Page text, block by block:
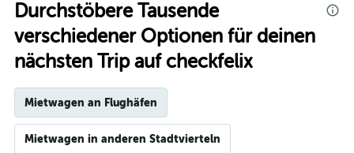
Durchstöbere Tausende
verschiedener Optionen für deinen
nächsten Trip auf checkfelix
Mietwagen an Flughäfen
Mietwagen in anderen Stadtvierteln